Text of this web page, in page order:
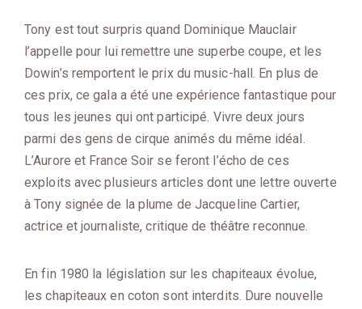
Tony est tout surpris quand Dominique Mauclair
l’appelle pour lui remettre une superbe coupe, et les
Dowin’s remportent le prix du music-hall. En plus de
ces prix, ce gala a été une expérience fantastique pour
tous les jeunes qui ont participé. Vivre deux jours
parmi des gens de cirque animés du même idéal.
L’Aurore et France Soir se feront l’écho de ces
exploits avec plusieurs articles dont une lettre ouverte
à Tony signée de la plume de Jacqueline Cartier,
actrice et journaliste, critique de théâtre reconnue.
En fin 1980 la législation sur les chapiteaux évolue,
les chapiteaux en coton sont interdits. Dure nouvelle